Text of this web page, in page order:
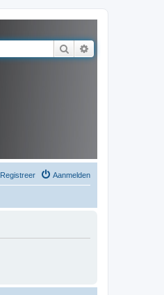
Zoek
Aanmelden
Registreer